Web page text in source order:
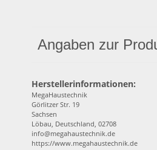
Angaben zur
Herstellerinformationen:
MegaHaustechnik
Görlitzer Str. 19
Sachsen
Löbau, Deutschland, 02708
info@megahaustechnik.de
https://www.megahaustechnik.de